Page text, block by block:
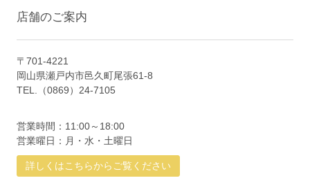
店舗のご案内
〒701-4221
岡山県瀬戸内市邑久町尾張61-8
TEL.（0869）24-7105
営業時間：11:00～18:00
営業曜日：月・水・土曜日
詳しくはこちらからご覧ください